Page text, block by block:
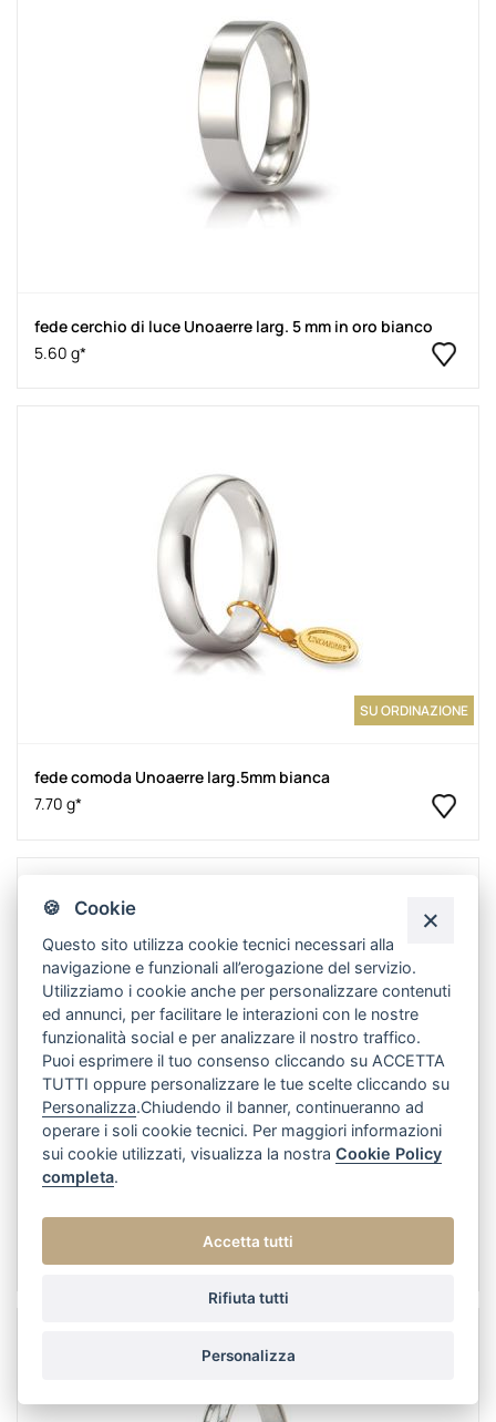
fede cerchio di luce Unoaerre larg. 5 mm in oro bianco
5.60 g*
SU ORDINAZIONE
fede comoda Unoaerre larg.5mm bianca
7.70 g*
🍪 Cookie
Questo sito utilizza cookie tecnici necessari alla
navigazione e funzionali all’erogazione del servizio.
Utilizziamo i cookie anche per personalizzare contenuti
ed annunci, per facilitare le interazioni con le nostre
funzionalità social e per analizzare il nostro traffico.
Puoi esprimere il tuo consenso cliccando su ACCETTA
TUTTI oppure personalizzare le tue scelte cliccando su
Personalizza.Chiudendo il banner, continueranno ad
operare i soli cookie tecnici. Per maggiori informazioni
sui cookie utilizzati, visualizza la nostraCookie Policy
completa.
Accetta tutti
Rifiuta tutti
Personalizza